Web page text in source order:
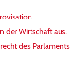
der Wirtschaft aus.
des Parlaments